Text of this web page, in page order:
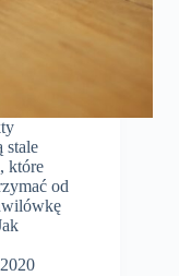
stale
które
od